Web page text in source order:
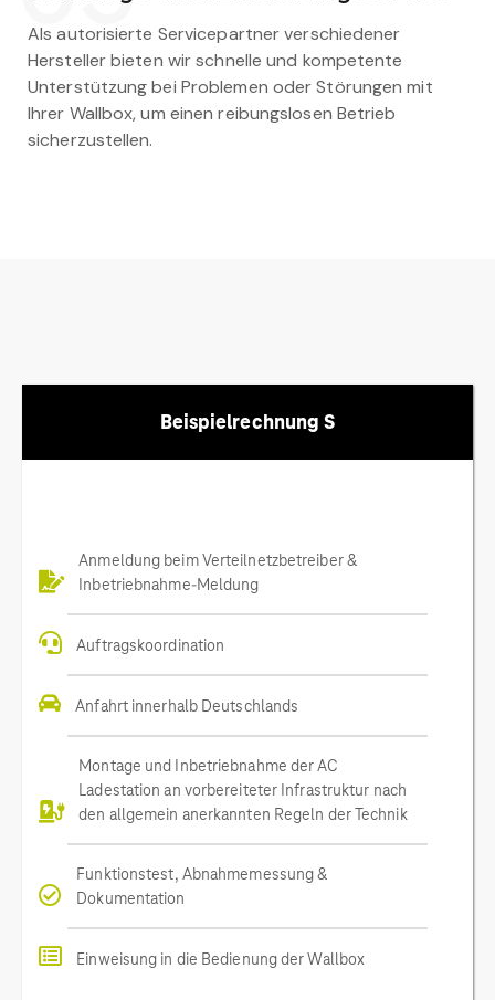
Als autorisierte Servicepartner verschiedener
Hersteller bieten wir schnelle und kompetente
Unterstützung bei Problemen oder Störungen mit
Ihrer Wallbox, um einen reibungslosen Betrieb
sicherzustellen.
Beispielrechnung S
Anmeldung beim Verteilnetzbetreiber &
Inbetriebnahme-Meldung
Auftragskoordination
Anfahrt innerhalb Deutschlands
Montage und Inbetriebnahme der AC
Ladestation an vorbereiteter Infrastruktur nach
den allgemein anerkannten Regeln der Technik
Funktionstest, Abnahmemessung &
Dokumentation
Einweisung in die Bedienung der Wallbox